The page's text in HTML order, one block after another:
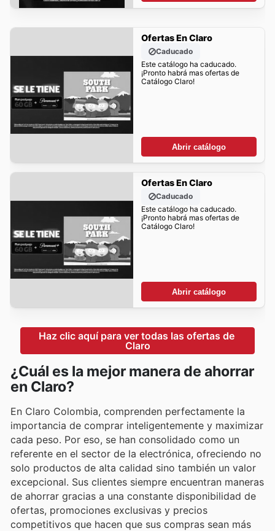
Ofertas En Claro
Caducado
Este catálogo ha caducado.
¡Pronto habrá mas ofertas de
Catálogo Claro!
Abrir catálogo
Ofertas En Claro
Caducado
Este catálogo ha caducado.
¡Pronto habrá mas ofertas de
Catálogo Claro!
Abrir catálogo
Haz clic aquí para ver todas las ofertas de
Claro
¿Cuál es la mejor manera de ahorrar
en Claro?
En Claro Colombia, comprenden perfectamente la
importancia de comprar inteligentemente y maximizar
cada peso. Por eso, se han consolidado como un
referente en el sector de la electrónica, ofreciendo no
solo productos de alta calidad sino también un valor
excepcional. Sus clientes siempre encuentran maneras
de ahorrar gracias a una constante disponibilidad de
ofertas, promociones exclusivas y precios
competitivos que hacen que sus compras sean más